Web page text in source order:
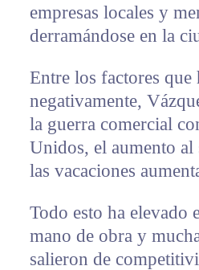
empresas locales y
derramándose en la
Entre los factores
negativamente,
la guerra comercial
Unidos, el aumento
las vacaciones
Todo esto ha elevado
mano de obra y
salieron de